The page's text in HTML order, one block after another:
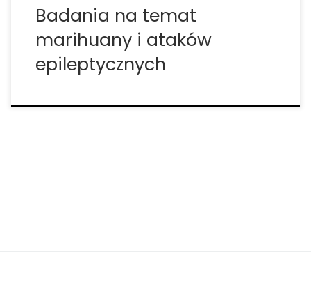
Badania na temat
marihuany i ataków
epileptycznych